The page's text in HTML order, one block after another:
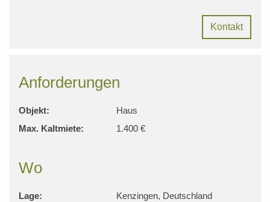
Kontakt
Anforderungen
Objekt:
Haus
Max. Kaltmiete:
1.400 €
Wo
Lage:
Kenzingen, Deutschland